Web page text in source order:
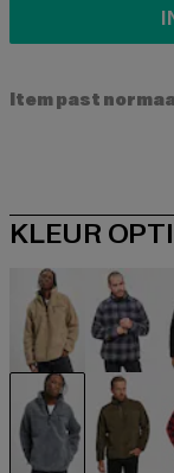
Item past
KLEUR
beige